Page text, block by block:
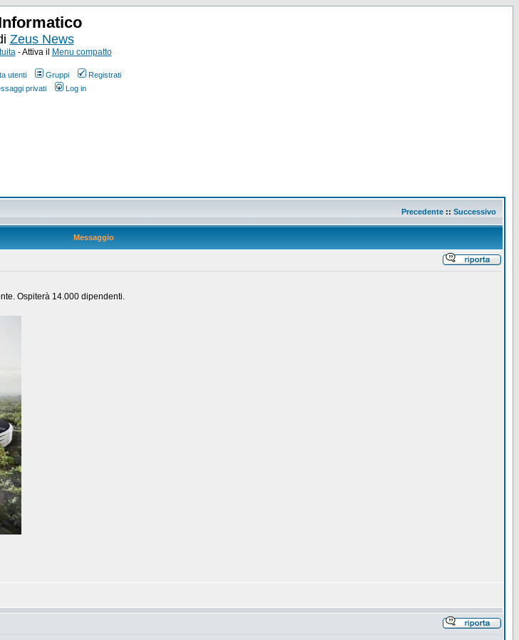
Zeus News
- Attiva il Menu compatto
utenti Gruppi
Registrati
privati Log in
Precedente :: Successivo
Messaggio
Ospiterà 14.000 dipendenti.